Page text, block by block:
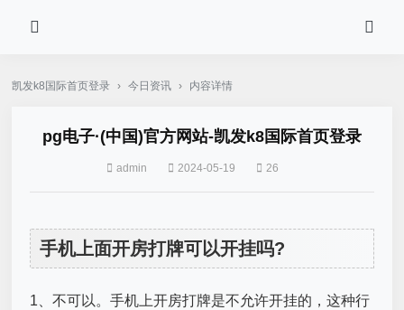
凯发k8国际首页登录 › 今日资讯 › 内容详情
pg电子·(中国)官方网站-凯发k8国际首页登录
admin 2024-05-19 26
手机上面开房打牌可以开挂吗?
1、不可以。手机上开房打牌是不允许开挂的，这种行